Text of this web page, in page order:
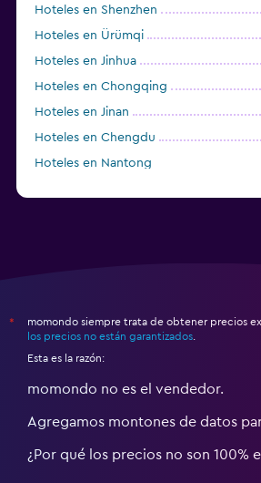
Hoteles en Shenzhen
Hoteles en Ürümqi
Hoteles en Jinhua
Hoteles en Chongqing
Hoteles en Jinan
Hoteles en Chengdu
Hoteles en Nantong
*
momondo siempre trata de obtener precios
los precios no están garantizados
Esta es la razón:
momondo no es el vendedor.
Agregamos montones de datos
¿Por qué los precios no son 100%